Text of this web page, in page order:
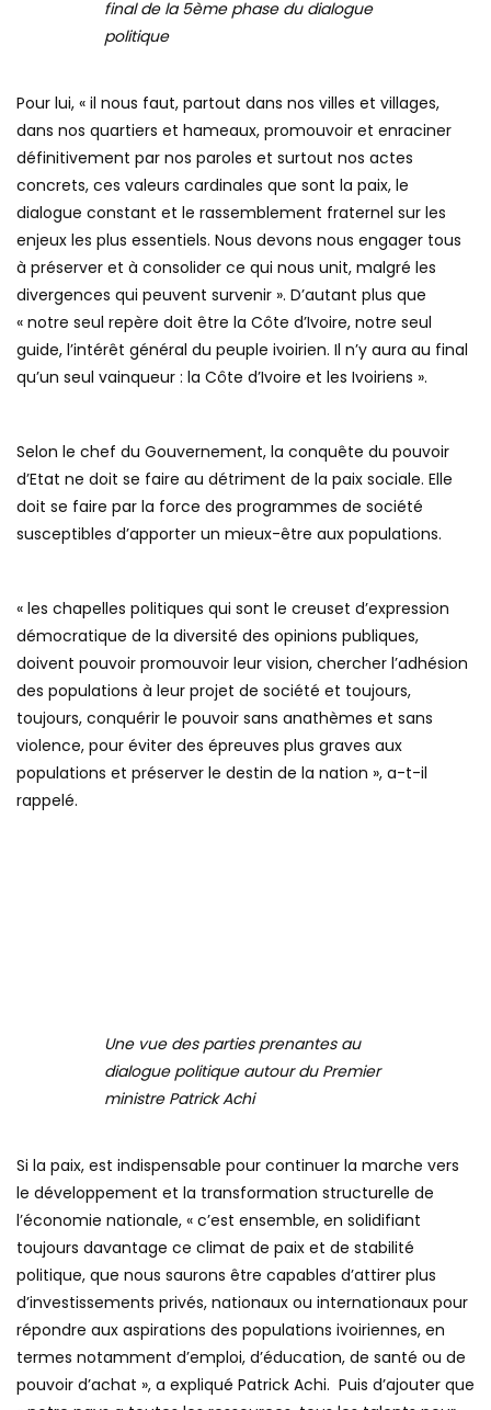
final de la 5ème phase du dialogue
politique
Pour lui, « il nous faut, partout dans nos villes et villages,
dans nos quartiers et hameaux, promouvoir et enraciner
définitivement par nos paroles et surtout nos actes
concrets, ces valeurs cardinales que sont la paix, le
dialogue constant et le rassemblement fraternel sur les
enjeux les plus essentiels. Nous devons nous engager tous
à préserver et à consolider ce qui nous unit, malgré les
divergences qui peuvent survenir ». D’autant plus que
« notre seul repère doit être la Côte d’Ivoire, notre seul
guide, l’intérêt général du peuple ivoirien. Il n’y aura au final
qu’un seul vainqueur : la Côte d’Ivoire et les Ivoiriens ».
Selon le chef du Gouvernement, la conquête du pouvoir
d’Etat ne doit se faire au détriment de la paix sociale. Elle
doit se faire par la force des programmes de société
susceptibles d’apporter un mieux-être aux populations.
« les chapelles politiques qui sont le creuset d’expression
démocratique de la diversité des opinions publiques,
doivent pouvoir promouvoir leur vision, chercher l’adhésion
des populations à leur projet de société et toujours,
toujours, conquérir le pouvoir sans anathèmes et sans
violence, pour éviter des épreuves plus graves aux
populations et préserver le destin de la nation », a-t-il
rappelé.
Une vue des parties prenantes au
dialogue politique autour du Premier
ministre Patrick Achi
Si la paix, est indispensable pour continuer la marche vers
le développement et la transformation structurelle de
l’économie nationale, « c’est ensemble, en solidifiant
toujours davantage ce climat de paix et de stabilité
politique, que nous saurons être capables d’attirer plus
d’investissements privés, nationaux ou internationaux pour
répondre aux aspirations des populations ivoiriennes, en
termes notamment d’emploi, d’éducation, de santé ou de
pouvoir d’achat », a expliqué Patrick Achi. Puis d’ajouter que